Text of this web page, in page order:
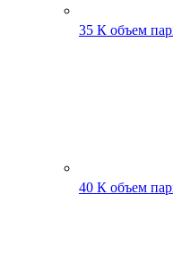
35 К объем
40 К объем